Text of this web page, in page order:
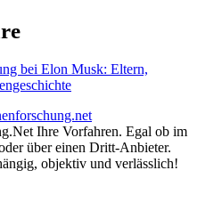
bei Elon Musk: Eltern,
Ihre Vorfahren. Egal ob im
über einen Dritt-Anbieter.
objektiv und verlässlich!